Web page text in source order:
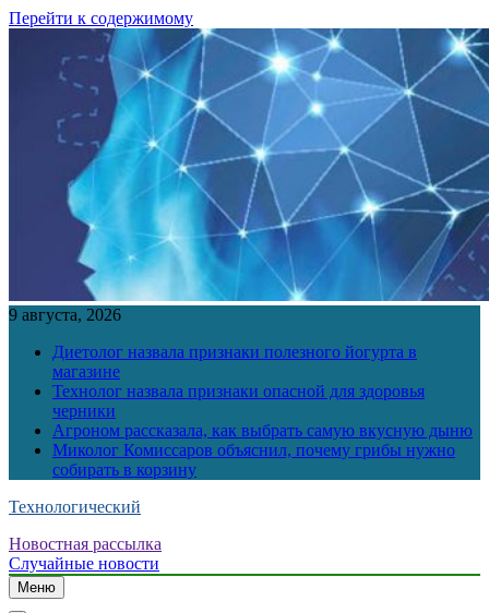
Перейти к содержимому
9 августа, 2026
Диетолог назвала признаки полезного йогурта в
магазине
Технолог назвала признаки опасной для здоровья
черники
Агроном рассказала, как выбрать самую вкусную дыню
Миколог Комиссаров объяснил, почему грибы нужно
собирать в корзину
Технологический
Новостная рассылка
Случайные новости
Меню